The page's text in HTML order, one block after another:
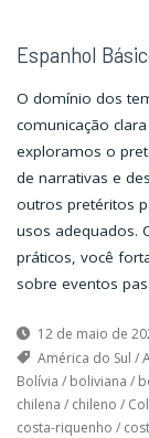
Espanhol
O domínio dos
comunicação
exploramos o
de narrativas e
outros pretéritos
usos adequados.
práticos, você
sobre eventos
12 de maio de
América do Sul /
Bolívia / boliviana /
chilena / chileno /
costa-riquenho /